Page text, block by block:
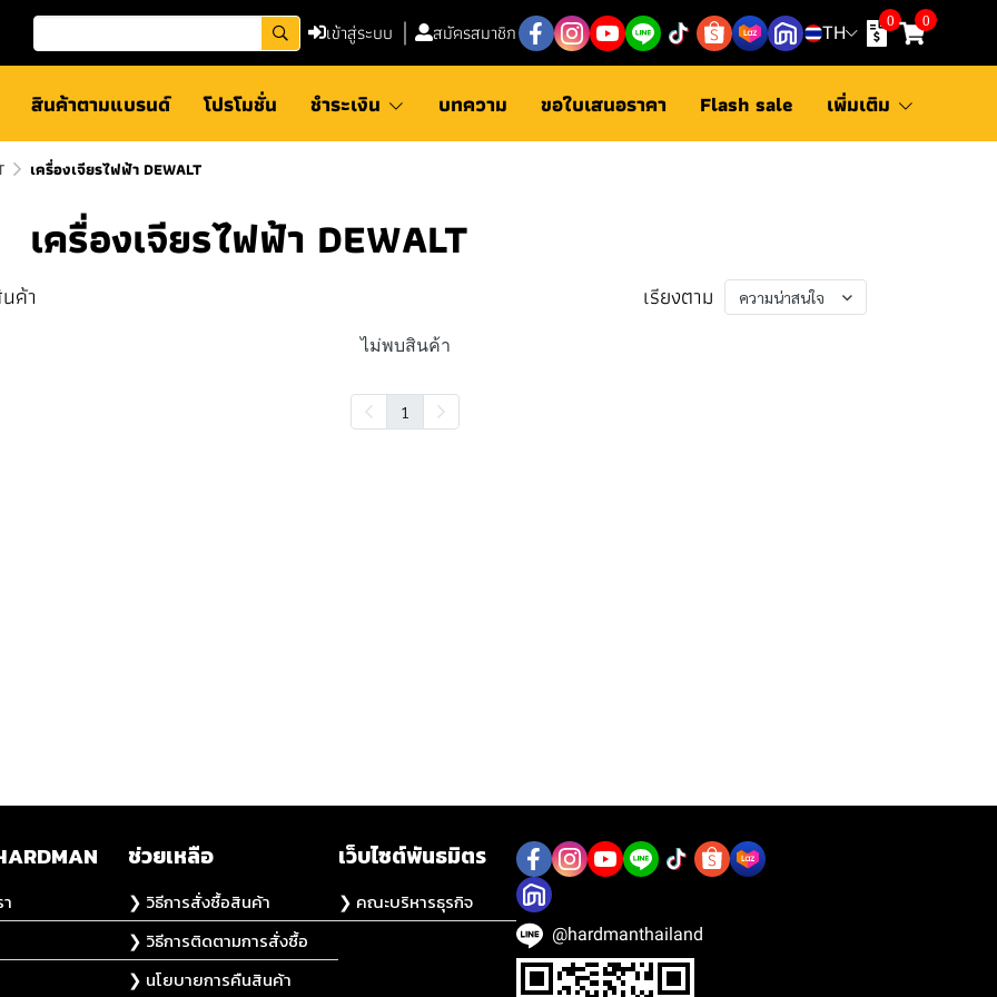
เข้าสู่ระบบ สมัครสมาชิก TH
0 0
สินค้าตามแบรนด์ โปรโมชั่น ชำระเงิน บทความ ขอใบเสนอราคา Flash sale เพิ่มเติม
เครื่องเจียรไฟฟ้า DEWALT
เครื่องเจียรไฟฟ้า DEWALT
ค้า เรียงตาม ความน่าสนใจ
ไม่พบสินค้า
1
ช่วยเหลือ
❯ วิธีการสั่งซื้อสินค้า
❯ วิธีการติดตามการสั่งซื้อ
❯ นโยบายการคืนสินค้า
เว็บไซต์พันธมิตร
❯ คณะบริหารธุรกิจ
@hardmanthailand